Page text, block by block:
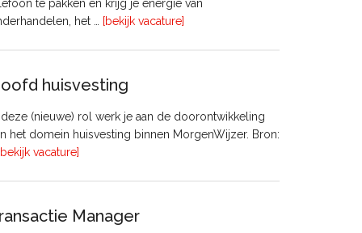
te pakken en krijg je energie van
het …
[bekijk vacature]
huisvesting
deze (nieuwe) rol werk je aan de doorontwikkeling
het domein huisvesting binnen MorgenWijzer. Bron:
[bekijk vacature]
Manager